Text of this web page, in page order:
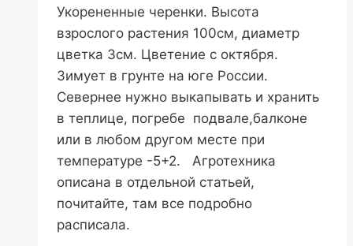
Укорененные черенки. Высота
взрослого растения 100см, диаметр
цветка 3см. Цветение с октября.
Зимует в грунте на юге России.
Севернее нужно выкапывать и хранить
в теплице, погребе подвале,балконе
или в любом другом месте при
температуре -5+2. Агротехника
описана в отдельной статьей,
почитайте, там все подробно
расписала.